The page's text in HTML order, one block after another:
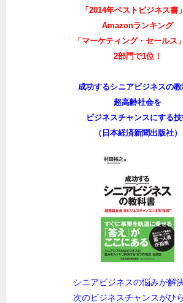
「2014年ベストビジネス書
Amazonランキング
「マーケティング・セールス
2部門で1位！
成功するシニアビジネスの
超高齢社会を
ビジネスチャンスにする
（日本経済新聞出版社）
シニアビジネスの悩みが解
次のビジネスチャンスがひ